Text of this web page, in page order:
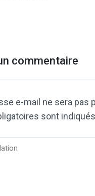
commentaire
e-mail ne sera pas
sont